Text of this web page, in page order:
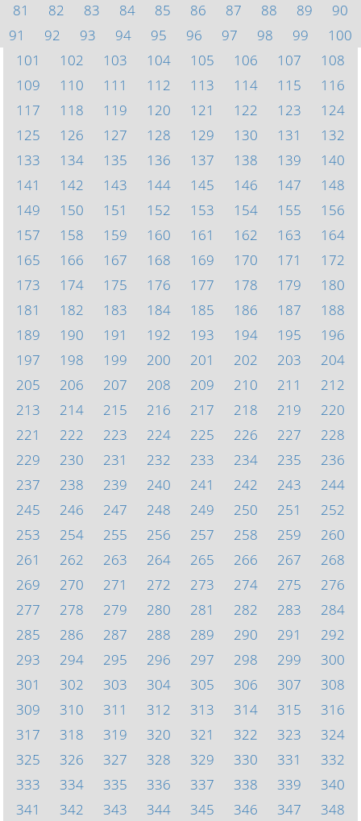
81
82 83 84 85 86 87 88 89
90
91
92 93 94 95 96 97 98 99
100
101
102 103 104 105 106 107
108
109
110 111 112 113 114 115
116
117
118 119 120 121 122 123
124
125
126 127 128 129 130 131
132
133
134 135 136 137 138 139
140
141
142 143 144 145 146 147
148
149
150 151 152 153 154 155
156
157
158 159 160 161 162 163
164
165
166 167 168 169 170 171
172
173
174 175 176 177 178 179
180
181
182 183 184 185 186 187
188
189
190 191 192 193 194 195
196
197
198 199 200 201 202 203
204
205
206 207 208 209 210 211
212
213
214 215 216 217 218 219
220
221
222 223 224 225 226 227
228
229
230 231 232 233 234 235
236
237
238 239 240 241 242 243
244
245
246 247 248 249 250 251
252
253
254 255 256 257 258 259
260
261
262 263 264 265 266 267
268
269
270 271 272 273 274 275
276
277
278 279 280 281 282 283
284
285
286 287 288 289 290 291
292
293
294 295 296 297 298 299
300
301
302 303 304 305 306 307
308
309
310 311 312 313 314 315
316
317
318 319 320 321 322 323
324
325
326 327 328 329 330 331
332
333
334 335 336 337 338 339
340
341
342 343 344 345 346 347 348